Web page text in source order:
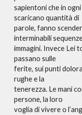
sapientoni che in
scaricano quantità di
parole, fanno
interminabili
immagini. Invece Lei
passano sulle
ferite, sui punti
rughe e la
tenerezza. Le mani
persone, la loro
voglia di vivere o